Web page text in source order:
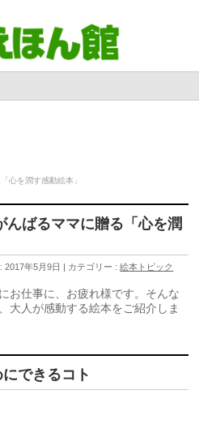
心を潤す感動絵本」
んばるママに贈る「心を潤
2017年5月9日 カテゴリー :絵本トピック
お仕事に、お疲れ様です。そんな
大人が感動する絵本をご紹介しま
できるコト